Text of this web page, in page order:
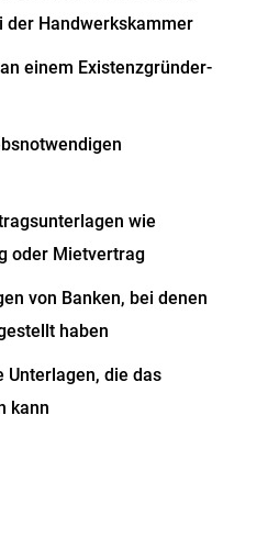
der Handwerkskammer
einem Existenzgründer-
wie
oder Mietvertrag
von Banken, bei denen
haben
Unterlagen, die das
kann